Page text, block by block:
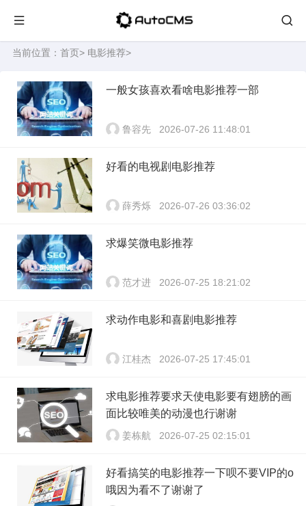
当前位置： 首页> 电影推荐>
一般女孩喜欢看啥电影推荐一部
鲁容先 2026-07-26 11:48:01
好看的电视剧电影推荐
薛秀烁 2026-07-26 03:36:02
求爆笑微电影推荐
范才进 2026-07-25 18:21:02
求动作电影和喜剧电影推荐
江桂杰 2026-07-25 17:45:01
求电影推荐要求天使电影要有翅膀的画
面比较唯美的动漫也行谢谢
姜栋航 2026-07-25 02:15:01
好看搞笑的电影推荐一下呗不要VIP的o
哦因为看不了谢谢了